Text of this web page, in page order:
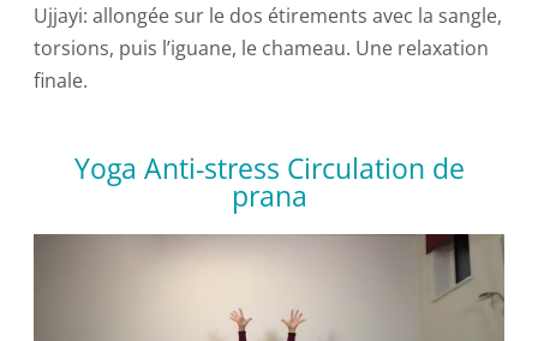
Ujjayi: allongée sur le dos étirements avec la sangle,
torsions, puis l’iguane, le chameau. Une relaxation
finale.
Yoga Anti-stress Circulation de
prana